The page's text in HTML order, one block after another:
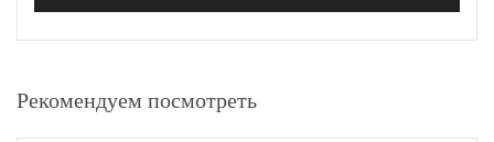
Рекомендуем посмотреть